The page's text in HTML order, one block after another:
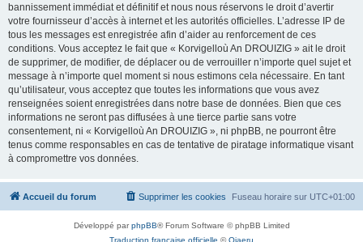
bannissement immédiat et définitif et nous nous réservons le droit d’avertir
votre fournisseur d’accès à internet et les autorités officielles. L’adresse IP de
tous les messages est enregistrée afin d’aider au renforcement de ces
conditions. Vous acceptez le fait que « Korvigelloù An DROUIZIG » ait le droit
de supprimer, de modifier, de déplacer ou de verrouiller n’importe quel sujet et
message à n’importe quel moment si nous estimons cela nécessaire. En tant
qu’utilisateur, vous acceptez que toutes les informations que vous avez
renseignées soient enregistrées dans notre base de données. Bien que ces
informations ne seront pas diffusées à une tierce partie sans votre
consentement, ni « Korvigelloù An DROUIZIG », ni phpBB, ne pourront être
tenus comme responsables en cas de tentative de piratage informatique visant
à compromettre vos données.
Accueil du forum Fuseau horaire sur UTC+01:00
Supprimer les cookies
Développé parphpBB® Forum Software © phpBB Limited
Traduction française officielle ©Qiaeru